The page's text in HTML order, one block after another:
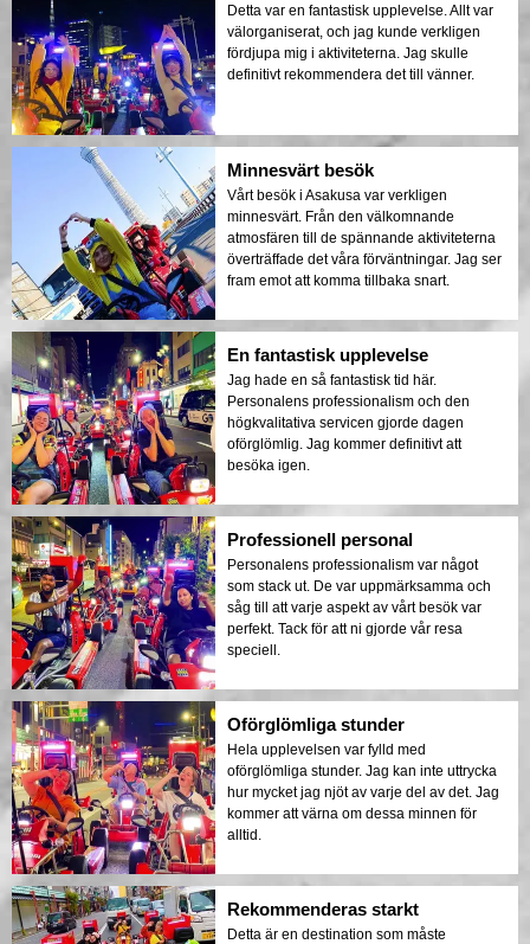
Detta var en fantastisk upplevelse. Allt var
välorganiserat, och jag kunde verkligen
fördjupa mig i aktiviteterna. Jag skulle
definitivt rekommendera det till vänner.
Minnesvärt besök
Vårt besök i Asakusa var verkligen
minnesvärt. Från den välkomnande
atmosfären till de spännande aktiviteterna
överträffade det våra förväntningar. Jag ser
fram emot att komma tillbaka snart.
En fantastisk upplevelse
Jag hade en så fantastisk tid här.
Personalens professionalism och den
högkvalitativa servicen gjorde dagen
oförglömlig. Jag kommer definitivt att
besöka igen.
Professionell personal
Personalens professionalism var något
som stack ut. De var uppmärksamma och
såg till att varje aspekt av vårt besök var
perfekt. Tack för att ni gjorde vår resa
speciell.
Oförglömliga stunder
Hela upplevelsen var fylld med
oförglömliga stunder. Jag kan inte uttrycka
hur mycket jag njöt av varje del av det. Jag
kommer att värna om dessa minnen för
alltid.
Rekommenderas starkt
Detta är en destination som måste